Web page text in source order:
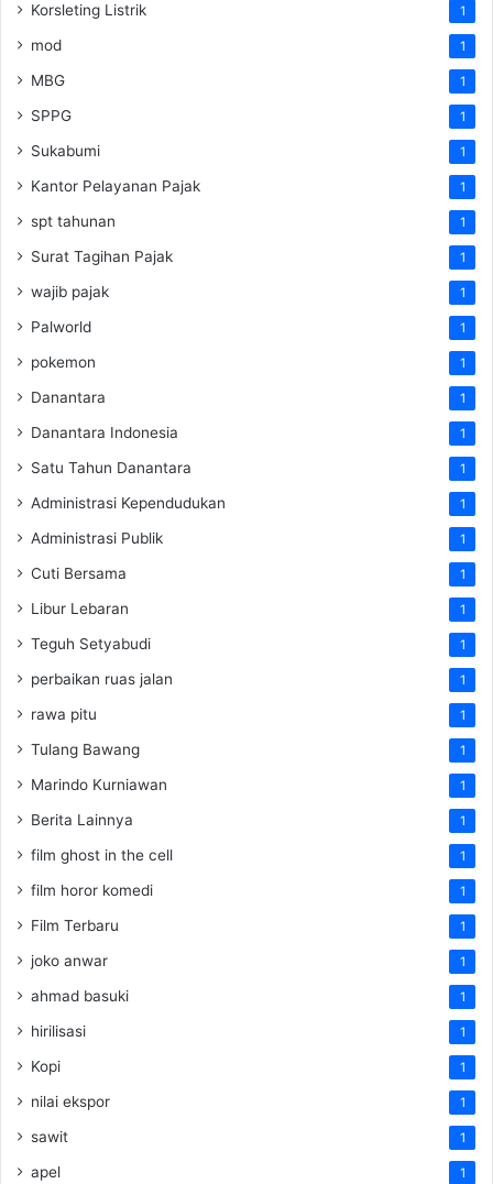
Korsleting Listrik 1
mod 1
MBG 1
SPPG 1
Sukabumi 1
Kantor Pelayanan Pajak 1
spt tahunan 1
Surat Tagihan Pajak 1
wajib pajak 1
Palworld 1
pokemon 1
Danantara 1
Danantara Indonesia 1
Satu Tahun Danantara 1
Administrasi Kependudukan 1
Administrasi Publik 1
Cuti Bersama 1
Libur Lebaran 1
Teguh Setyabudi 1
perbaikan ruas jalan 1
rawa pitu 1
Tulang Bawang 1
Marindo Kurniawan 1
Berita Lainnya 1
film ghost in the cell 1
film horor komedi 1
Film Terbaru 1
joko anwar 1
ahmad basuki 1
hirilisasi 1
Kopi 1
nilai ekspor 1
sawit 1
apel 1